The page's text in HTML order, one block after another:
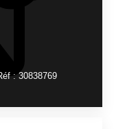
:30838769